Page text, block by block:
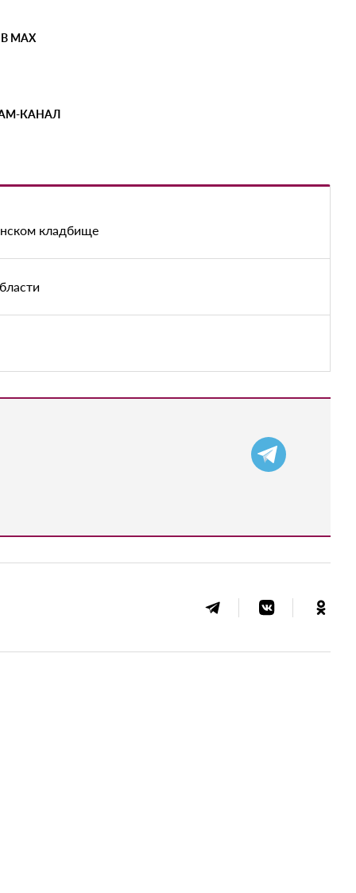
MAX
КАНАЛ
кладбище